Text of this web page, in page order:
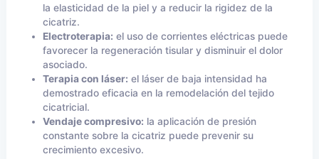
la elasticidad de la piel y a reducir la rigidez de la
cicatriz.
Electroterapia: el uso de corrientes eléctricas puede
favorecer la regeneración tisular y disminuir el dolor
asociado.
Terapia con láser: el láser de baja intensidad ha
demostrado eficacia en la remodelación del tejido
cicatricial.
Vendaje compresivo: la aplicación de presión
constante sobre la cicatriz puede prevenir su
crecimiento excesivo.